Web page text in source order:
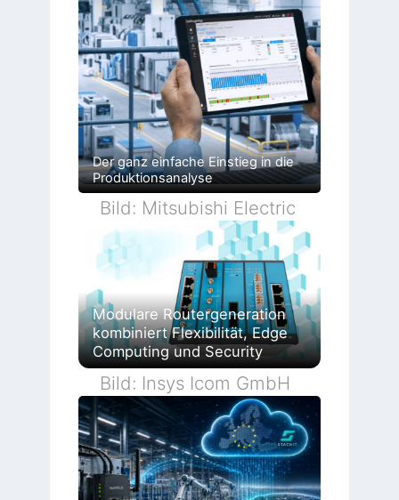
Der ganz einfache Einstieg in die
Produktionsanalyse
Bild: Mitsubishi Electric
Modulare Routergeneration
kombiniert Flexibilität, Edge
Computing und Security
Bild: Insys Icom GmbH